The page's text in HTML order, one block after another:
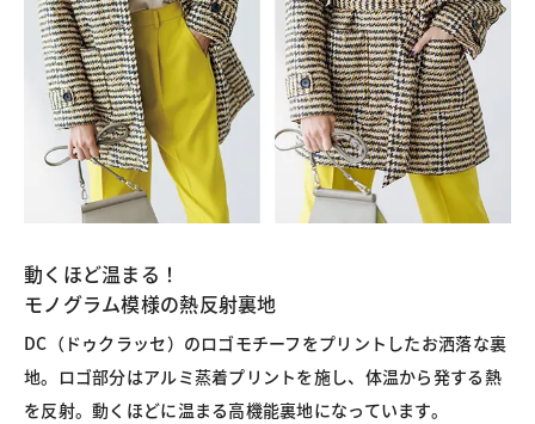
動くほど温まる！
モノグラム模様の熱反射裏地
DC（ドゥクラッセ）のロゴモチーフをプリントしたお洒落な裏
地。ロゴ部分はアルミ蒸着プリントを施し、体温から発する熱
を反射。動くほどに温まる高機能裏地になっています。